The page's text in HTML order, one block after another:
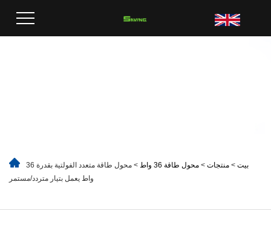
بيت > منتجات > محول طاقة 36 واط
> محول طاقة متعدد الفولتية بقدرة 36
واط يعمل بتيار متردد/مستمر